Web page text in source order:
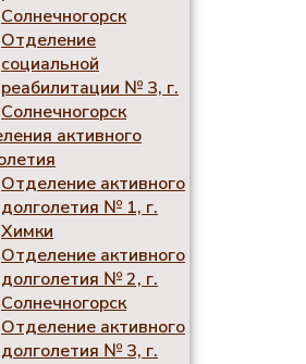
Солнечногорск
Отделение
социальной
реабилитации № 3, г.
Солнечногорск
активного
Отделение активного
долголетия № 1, г.
Химки
Отделение активного
долголетия № 2, г.
Солнечногорск
Отделение активного
долголетия № 3, г.